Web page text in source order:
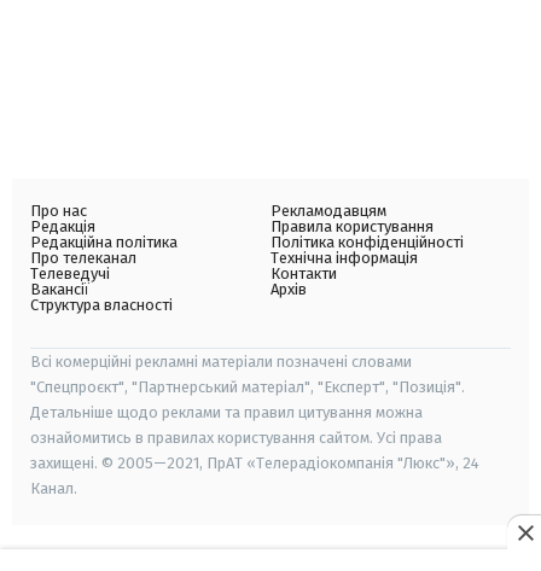
Про нас
Редакція
Редакційна політика
Про телеканал
Телеведучі
Вакансії
Структура власності
Рекламодавцям
Правила користування
Політика конфіденційності
Технічна інформація
Контакти
Архів
Всі комерційні рекламні матеріали позначені словами
"Спецпроєкт", "Партнерський матеріал", "Експерт", "Позиція".
Детальніше щодо реклами та правил цитування можна
ознайомитись в правилах користування сайтом. Усі права
захищені. © 2005—2021, ПрАТ «Телерадіокомпанія "Люкс"», 24
Канал.